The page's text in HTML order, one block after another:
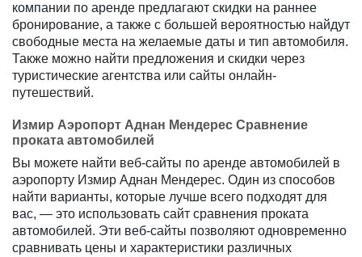
компании по аренде предлагают скидки на раннее
бронирование, а также с большей вероятностью найдут
свободные места на желаемые даты и тип автомобиля.
Также можно найти предложения и скидки через
туристические агентства или сайты онлайн-
путешествий.
Измир Аэропорт Аднан Мендерес Сравнение
проката автомобилей
Вы можете найти веб-сайты по аренде автомобилей в
аэропорту Измир Аднан Мендерес. Один из способов
найти варианты, которые лучше всего подходят для
вас, — это использовать сайт сравнения проката
автомобилей. Эти веб-сайты позволяют одновременно
сравнивать цены и характеристики различных